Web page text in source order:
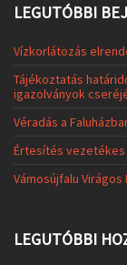
LEGUTÓBBI
Vízkorlátozás
Tájékoztatás
igazolványok
Véradás a
Értesítés
Vámosújfalu Virágos
LEGUTÓBBI